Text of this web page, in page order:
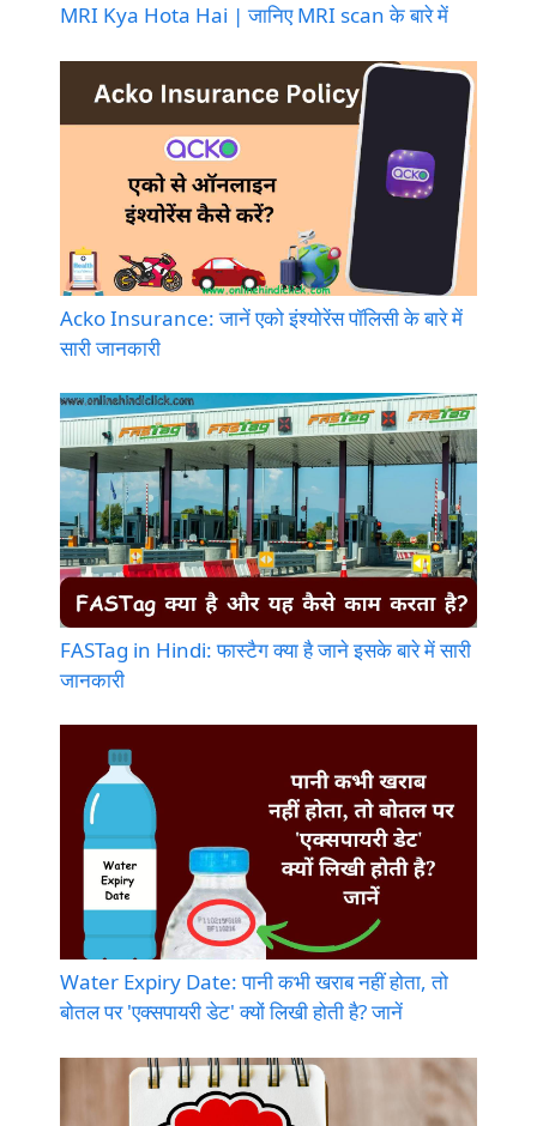
MRI Kya Hota Hai | जानिए MRI scan के बारे में
Acko Insurance: जानें एको इंश्योरेंस पॉलिसी के बारे में
सारी जानकारी
FASTag in Hindi: फास्टैग क्या है जाने इसके बारे में सारी
जानकारी
Water Expiry Date: पानी कभी खराब नहीं होता, तो
बोतल पर 'एक्सपायरी डेट' क्यों लिखी होती है? जानें